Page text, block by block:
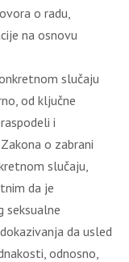
o radu,
na osnovu
slučaju
od ključne
i
o zabrani
slučaju,
da je
seksualne
da usled
odnosno,